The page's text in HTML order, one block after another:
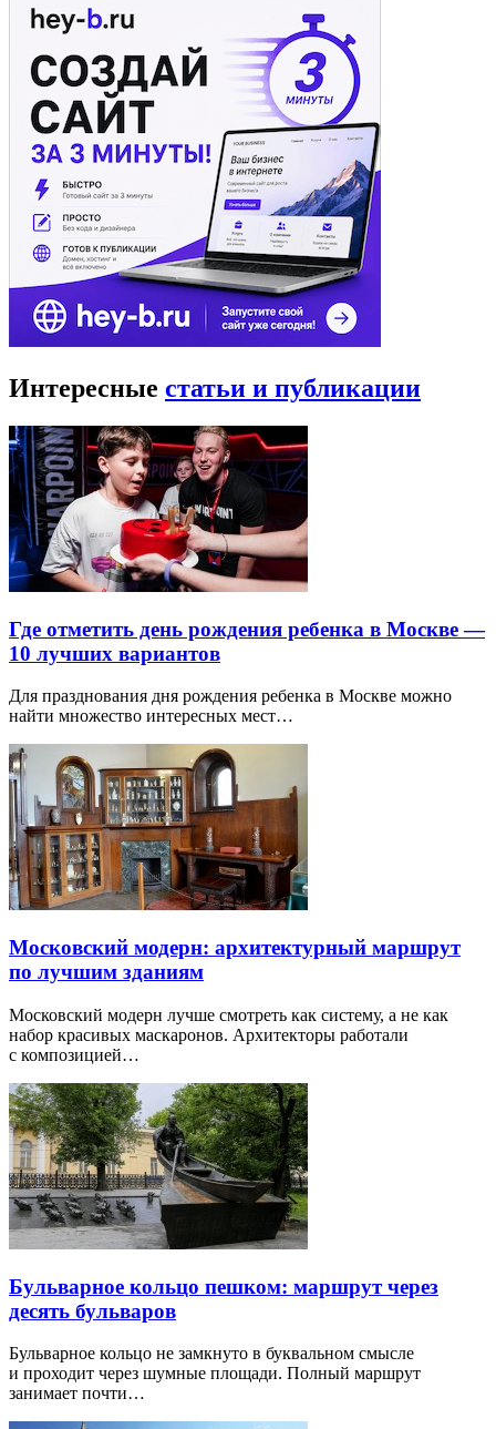
Интересные статьи и публикации
Где отметить день рождения ребенка в Москве —
10 лучших вариантов
Для празднования дня рождения ребенка в Москве можно
найти множество интересных мест…
Московский модерн: архитектурный маршрут
по лучшим зданиям
Московский модерн лучше смотреть как систему, а не как
набор красивых маскаронов. Архитекторы работали
с композицией…
Бульварное кольцо пешком: маршрут через
десять бульваров
Бульварное кольцо не замкнуто в буквальном смысле
и проходит через шумные площади. Полный маршрут
занимает почти…